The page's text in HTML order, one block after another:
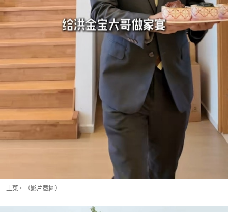
上菜。（影片截圖）